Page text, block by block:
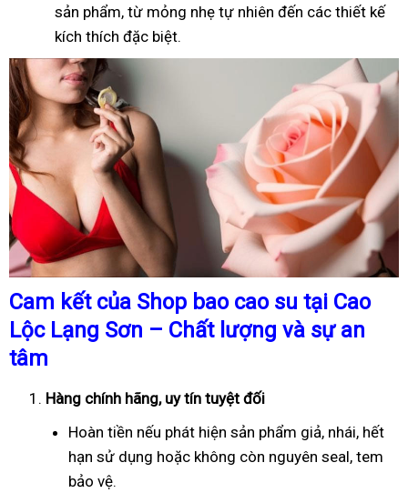
sản phẩm, từ mỏng nhẹ tự nhiên đến các thiết kế
kích thích đặc biệt.
Cam kết của Shop bao cao su tại Cao
Lộc Lạng Sơn – Chất lượng và sự an
tâm
Hàng chính hãng, uy tín tuyệt đối
Hoàn tiền nếu phát hiện sản phẩm giả, nhái, hết
hạn sử dụng hoặc không còn nguyên seal, tem
bảo vệ.